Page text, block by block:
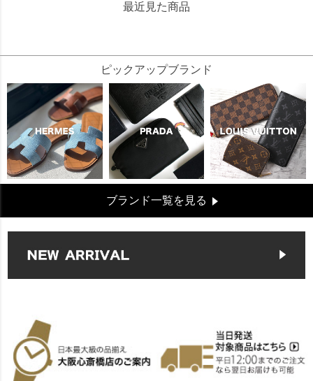
最近見た商品
ピックアップブランド
ブランド一覧を見る